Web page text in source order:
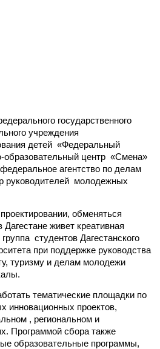
государственного
учреждения
детей «Федеральный
образовательный центр «Смена»
агентство по делам
руководителей молодежных
обменяться
живет креативная
студентов Дагестанского
при поддержке руководства
туризму и делам молодежи
тематические площадки по
инновационных проектов,
, региональном и
Программой сбора также
образовательные программы,